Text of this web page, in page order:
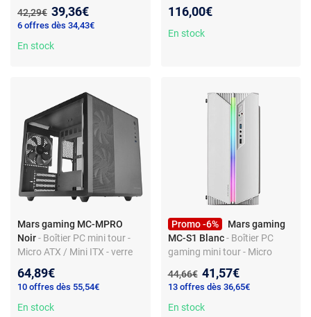
USB 3.2
Ancien prix :
42,29€ Nouveau prix :
39,36€
6 offres dès 34,43€
En stock
watercooling
116,00€
En stock
Mars gaming MC-MPRO
Noir- Boîtier PC mini tour -
Micro ATX / Mini ITX - verre
64,89€
10 offres dès 55,54€
En stock
Promo -6%
Mars gaming
MC-S1 Blanc - Boîtier PC
gaming mini tour - Micro
Ventilateur RGB - USB 3.0
Ancien prix :
44,66€ Nouveau prix :
41,57€
13 offres dès 36,65€
En stock